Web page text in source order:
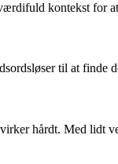
kontekst
til at
hårdt. Med